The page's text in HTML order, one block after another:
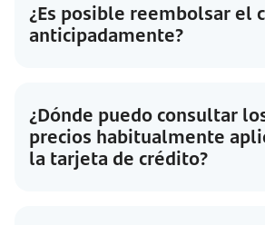
¿Es posible reembolsar el
anticipadamente?
¿Dónde puedo consultar
precios habitualmente
la tarjeta de crédito?